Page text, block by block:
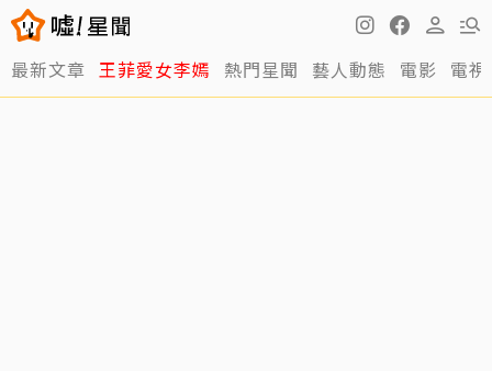
最新文章 王菲愛女李嫣 熱門星聞 藝人動態 電影 電視